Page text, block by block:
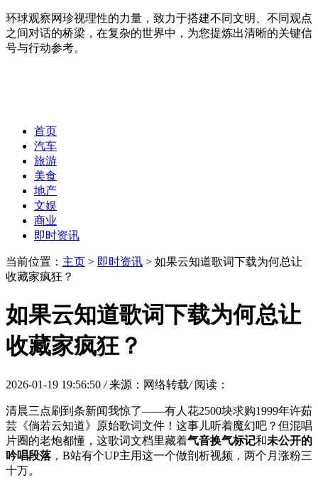
环球观察网珍视理性的力量，致力于搭建不同文明、不同观点
之间对话的桥梁，在复杂的世界中，为您提炼出清晰的关键信
号与行动参考。
首页
汽车
旅游
美食
地产
文娱
商业
即时资讯
当前位置： 主页 > 即时资讯 > 如果云知道歌词下载为何总让
收藏家疯狂？
如果云知道歌词下载为何总让
收藏家疯狂？
2026-01-19 19:56:50 / 来源：网络转载/ 阅读：
清晨三点刷到条新闻我惊了——有人花2500块求购1999年许茹
芸《倘若云知道》原始歌词文件！这事儿听着魔幻吧？但混唱
片圈的老炮都懂，这歌词文档里藏着气音换气标记和未公开的
吟唱段落 ，B站有个UP主用这一个做剖析视频，两个月涨粉三
十万。